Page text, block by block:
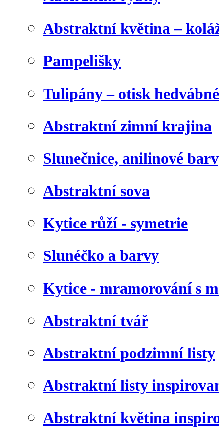
Abstraktní květina –
Pampelišky
Tulipány – otisk
Abstraktní zimní krajina
Slunečnice, anilinové
Abstraktní sova
Kytice růží - symetrie
Slunéčko a barvy
Kytice - mramorování s
Abstraktní tvář
Abstraktní podzimní listy
Abstraktní listy
Abstraktní květina